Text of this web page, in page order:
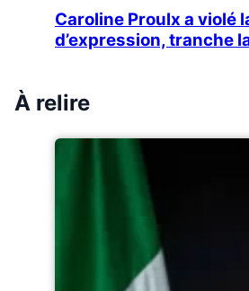
Caroline Proulx a violé
d’expression, tranche
À relire